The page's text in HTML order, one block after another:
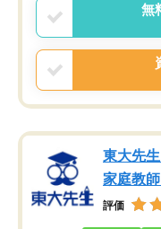
無
東大先
家庭教
評価